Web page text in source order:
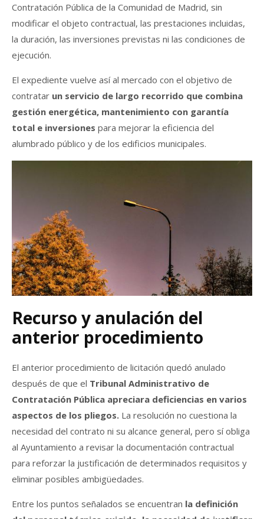
Contratación Pública de la Comunidad de Madrid, sin
modificar el objeto contractual, las prestaciones incluidas,
la duración, las inversiones previstas ni las condiciones de
ejecución.
El expediente vuelve así al mercado con el objetivo de
contratar un servicio de largo recorrido que combina
gestión energética, mantenimiento con garantía
total e inversiones para mejorar la eficiencia del
alumbrado público y de los edificios municipales.
Recurso y anulación del
anterior procedimiento
El anterior procedimiento de licitación quedó anulado
después de que el Tribunal Administrativo de
Contratación Pública apreciara deficiencias en varios
aspectos de los pliegos. La resolución no cuestiona la
necesidad del contrato ni su alcance general, pero sí obliga
al Ayuntamiento a revisar la documentación contractual
para reforzar la justificación de determinados requisitos y
eliminar posibles ambigüedades.
Entre los puntos señalados se encuentran la definición